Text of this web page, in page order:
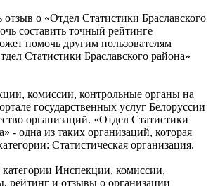
о «Отдел Статистики Браславского
составить точный рейтинге
помочь другим пользователям
Статистики Браславского района»
комиссии, контрольные органы на
государственных услуг Белоруссии
организаций. «Отдел Статистики
- одна из таких организаций, которая
Статистическая организация.
Инспекции, комиссии,
рейтинг и отзывы о организации